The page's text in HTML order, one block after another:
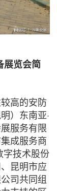
展览会简
高的安防
）东南亚·
服务有限
成服务商
字技术股份
昆明市应
司共同组